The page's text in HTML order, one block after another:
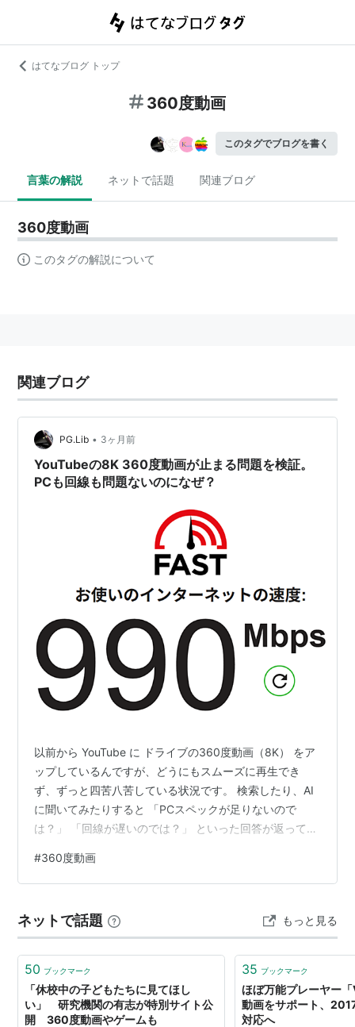
はてなブログ トップ
360度動画
このタグでブログを書く
言葉の解説 ネットで話題 関連ブログ
360度動画
このタグの解説について
関連ブログ
PG.Lib • 3ヶ月前
YouTubeの8K 360度動画が止まる問題を検証。
PCも回線も問題ないのになぜ？
以前から YouTube に ドライブの360度動画（8K） をア
ップしているんですが、どうにもスムーズに再生でき
ず、ずっと四苦八苦している状況です。 検索したり、AI
に聞いてみたりすると 「PCスペックが足りないので
は？」 「回線が遅いのでは？」 といった回答が返ってく
すよね。 ということで、ひとつずつ状況を整理してみま
す。 ■ PCスペックはどう考えても十分すぎる ■ 回線も
して使う360度動画はこちら ■ 再生すると…Network
Activity が0KBで止まる ■ 通…
#360度動画
ネットで話題 もっと見る
50 ブックマーク
「休校中の子どもたちに見てほし
い」 研究機関の有志が特別サイト公
開 360度動画やゲームも
35 ブックマーク
ほぼ万能プレーヤー
動画をサポート、
対応へ